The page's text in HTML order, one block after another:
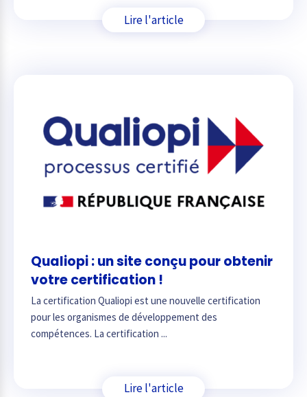
Lire l'article
Qualiopi : un site conçu pour obtenir
votre certification !
La certification Qualiopi est une nouvelle certification
pour les organismes de développement des
compétences. La certification ...
Lire l'article